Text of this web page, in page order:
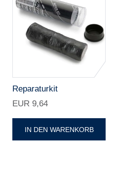
Reparaturkit
EUR 9,64
IN DEN WARENKORB